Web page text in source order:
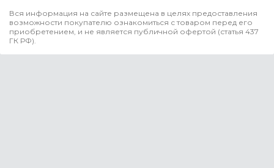
Вся информация на сайте размещена в целях предоставления
возможности покупателю ознакомиться с товаром перед его
приобретением, и не является публичной офертой (статья 437
ГК РФ).